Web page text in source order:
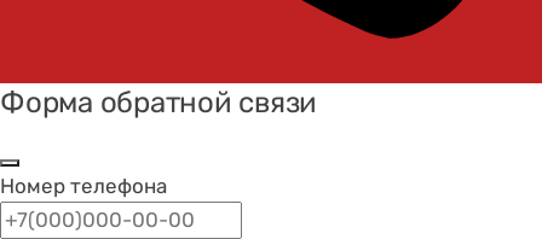
Форма обратной связи
Номер телефона